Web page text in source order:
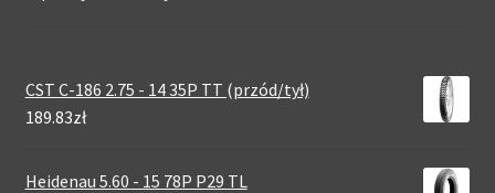
CST C-186 2.75 - 14 35P TT (przód/tył)
189.83zł
Heidenau 5.60 - 15 78P P29 TL